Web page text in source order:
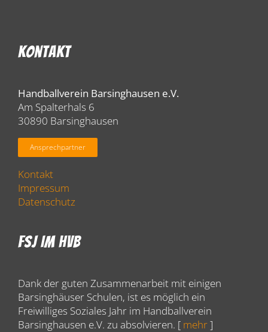
Kontakt
Handballverein Barsinghausen e.V.
Am Spalterhals 6
30890 Barsinghausen
Ansprechpartner
Kontakt
Impressum
Datenschutz
FSJ Im HVB
Dank der guten Zusammenarbeit mit einigen
Barsinghäuser Schulen, ist es möglich ein
Freiwilliges Soziales Jahr im Handballverein
Barsinghausen e.V. zu absolvieren. [ mehr]